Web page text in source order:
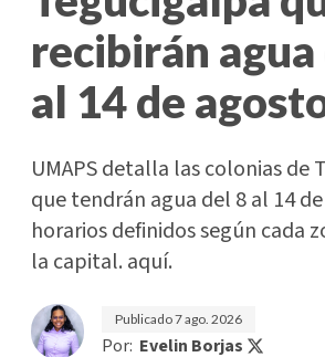
recibirán agua
al 14 de
UMAPS detalla las colonias de
que tendrán agua del 8 al 14
horarios definidos según cada
la capital. aquí.
Publicado7 ago. 2026
Por: Evelin Borjas